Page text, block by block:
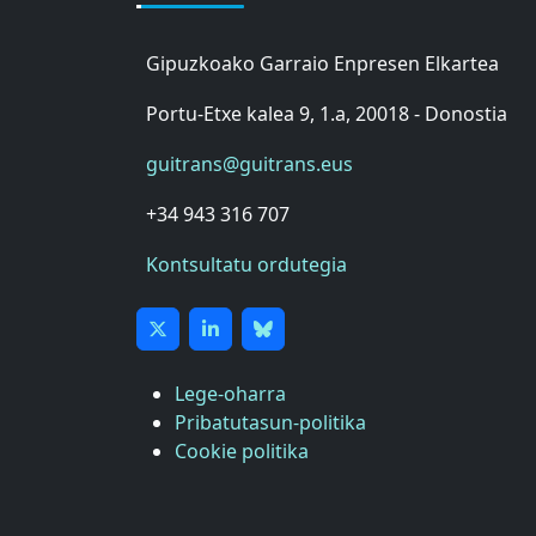
Gipuzkoako Garraio Enpresen Elkartea
Portu-Etxe kalea 9, 1.a, 20018 - Donostia
guitrans@guitrans.eus
+34 943 316 707
Kontsultatu ordutegia
Lege-oharra
Pribatutasun-politika
Cookie politika